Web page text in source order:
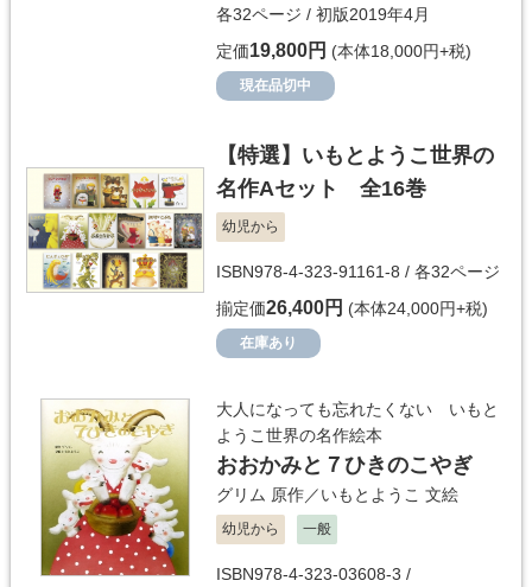
各32ページ / 初版2019年4月
定価19,800円 (本体18,000円+税)
現在品切中
【特選】いもとようこ世界の
名作Aセット 全16巻
幼児から
ISBN978-4-323-91161-8 / 各32ページ
揃定価26,400円 (本体24,000円+税)
在庫あり
大人になっても忘れたくない いもと
ようこ世界の名作絵本
おおかみと７ひきのこやぎ
グリム 原作／いもとようこ 文絵
幼児から 一般
ISBN978-4-323-03608-3 /